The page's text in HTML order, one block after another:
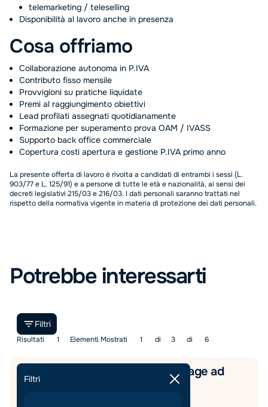
telemarketing / teleselling
Disponibilità al lavoro anche in presenza
Cosa offriamo
Collaborazione autonoma in P.IVA
Contributo fisso mensile
Provvigioni su pratiche liquidate
Premi al raggiungimento obiettivi
Lead profilati assegnati quotidianamente
Formazione per superamento prova OAM / IVASS
Supporto back office commerciale
Copertura costi apertura e gestione P.IVA primo anno
La presente offerta di lavoro è rivolta a candidati di entrambi i sessi (L.
903/77 e L. 125/91) e a persone di tutte le età e nazionalità, ai sensi dei
decreti legislativi 215/03 e 216/03. I dati personali saranno trattati nel
rispetto della normativa vigente in materia di protezione dei dati personali.
Potrebbe interessarti
Filtri
Filtri
Risultati 1 Elementi Mostrati 1 di 3 di 6
Store Manager – Food & Beverage ad
Alessandria